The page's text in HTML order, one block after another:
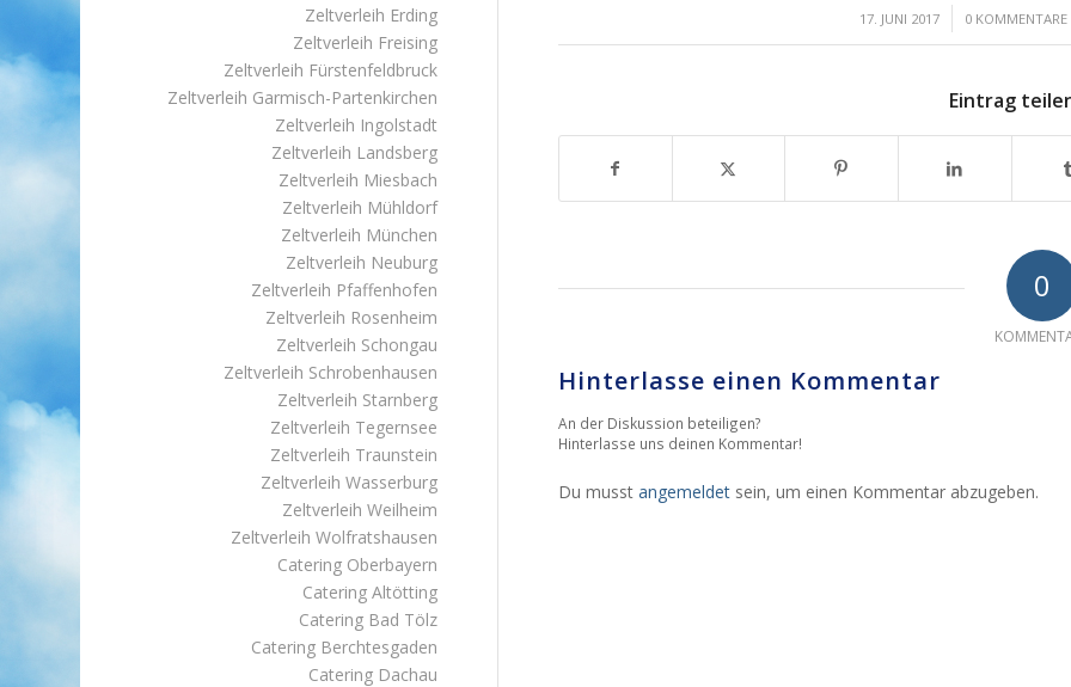
17. JUNI 2017
/ 0 KOMMENTARE
/
Eintrag
0
Hinterlasse einen Kommentar
An der Diskussion beteiligen?
Hinterlasse uns deinen Kommentar!
Du musst angemeldetsein, um einen Kommentar abzugeben.
Zeltverleih Erding
Zeltverleih Freising
Zeltverleih Fürstenfeldbruck
Zeltverleih Garmisch-Partenkirchen
Zeltverleih Ingolstadt
Zeltverleih Landsberg
Zeltverleih Miesbach
Zeltverleih Mühldorf
Zeltverleih München
Zeltverleih Neuburg
Zeltverleih Pfaffenhofen
Zeltverleih Rosenheim
Zeltverleih Schongau
Zeltverleih Schrobenhausen
Zeltverleih Starnberg
Zeltverleih Tegernsee
Zeltverleih Traunstein
Zeltverleih Wasserburg
Zeltverleih Weilheim
Zeltverleih Wolfratshausen
Catering Oberbayern
Catering Altötting
Catering Bad Tölz
Catering Berchtesgaden
Catering Dachau